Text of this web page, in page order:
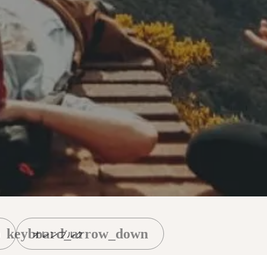
オレンブルク
keyboard_arrow_down